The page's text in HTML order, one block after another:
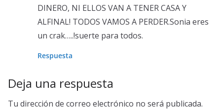
DINERO, NI ELLOS VAN A TENER CASA Y
ALFINAL! TODOS VAMOS A PERDER.Sonia eres
un crak…..!suerte para todos.
Respuesta
Deja una respuesta
Tu dirección de correo electrónico no será publicada.